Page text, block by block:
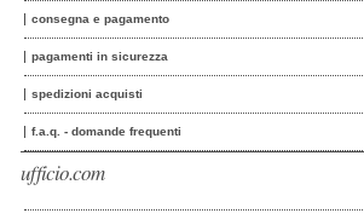
consegna e pagamento
pagamenti in sicurezza
spedizioni acquisti
f.a.q. - domande frequenti
ufficio.com